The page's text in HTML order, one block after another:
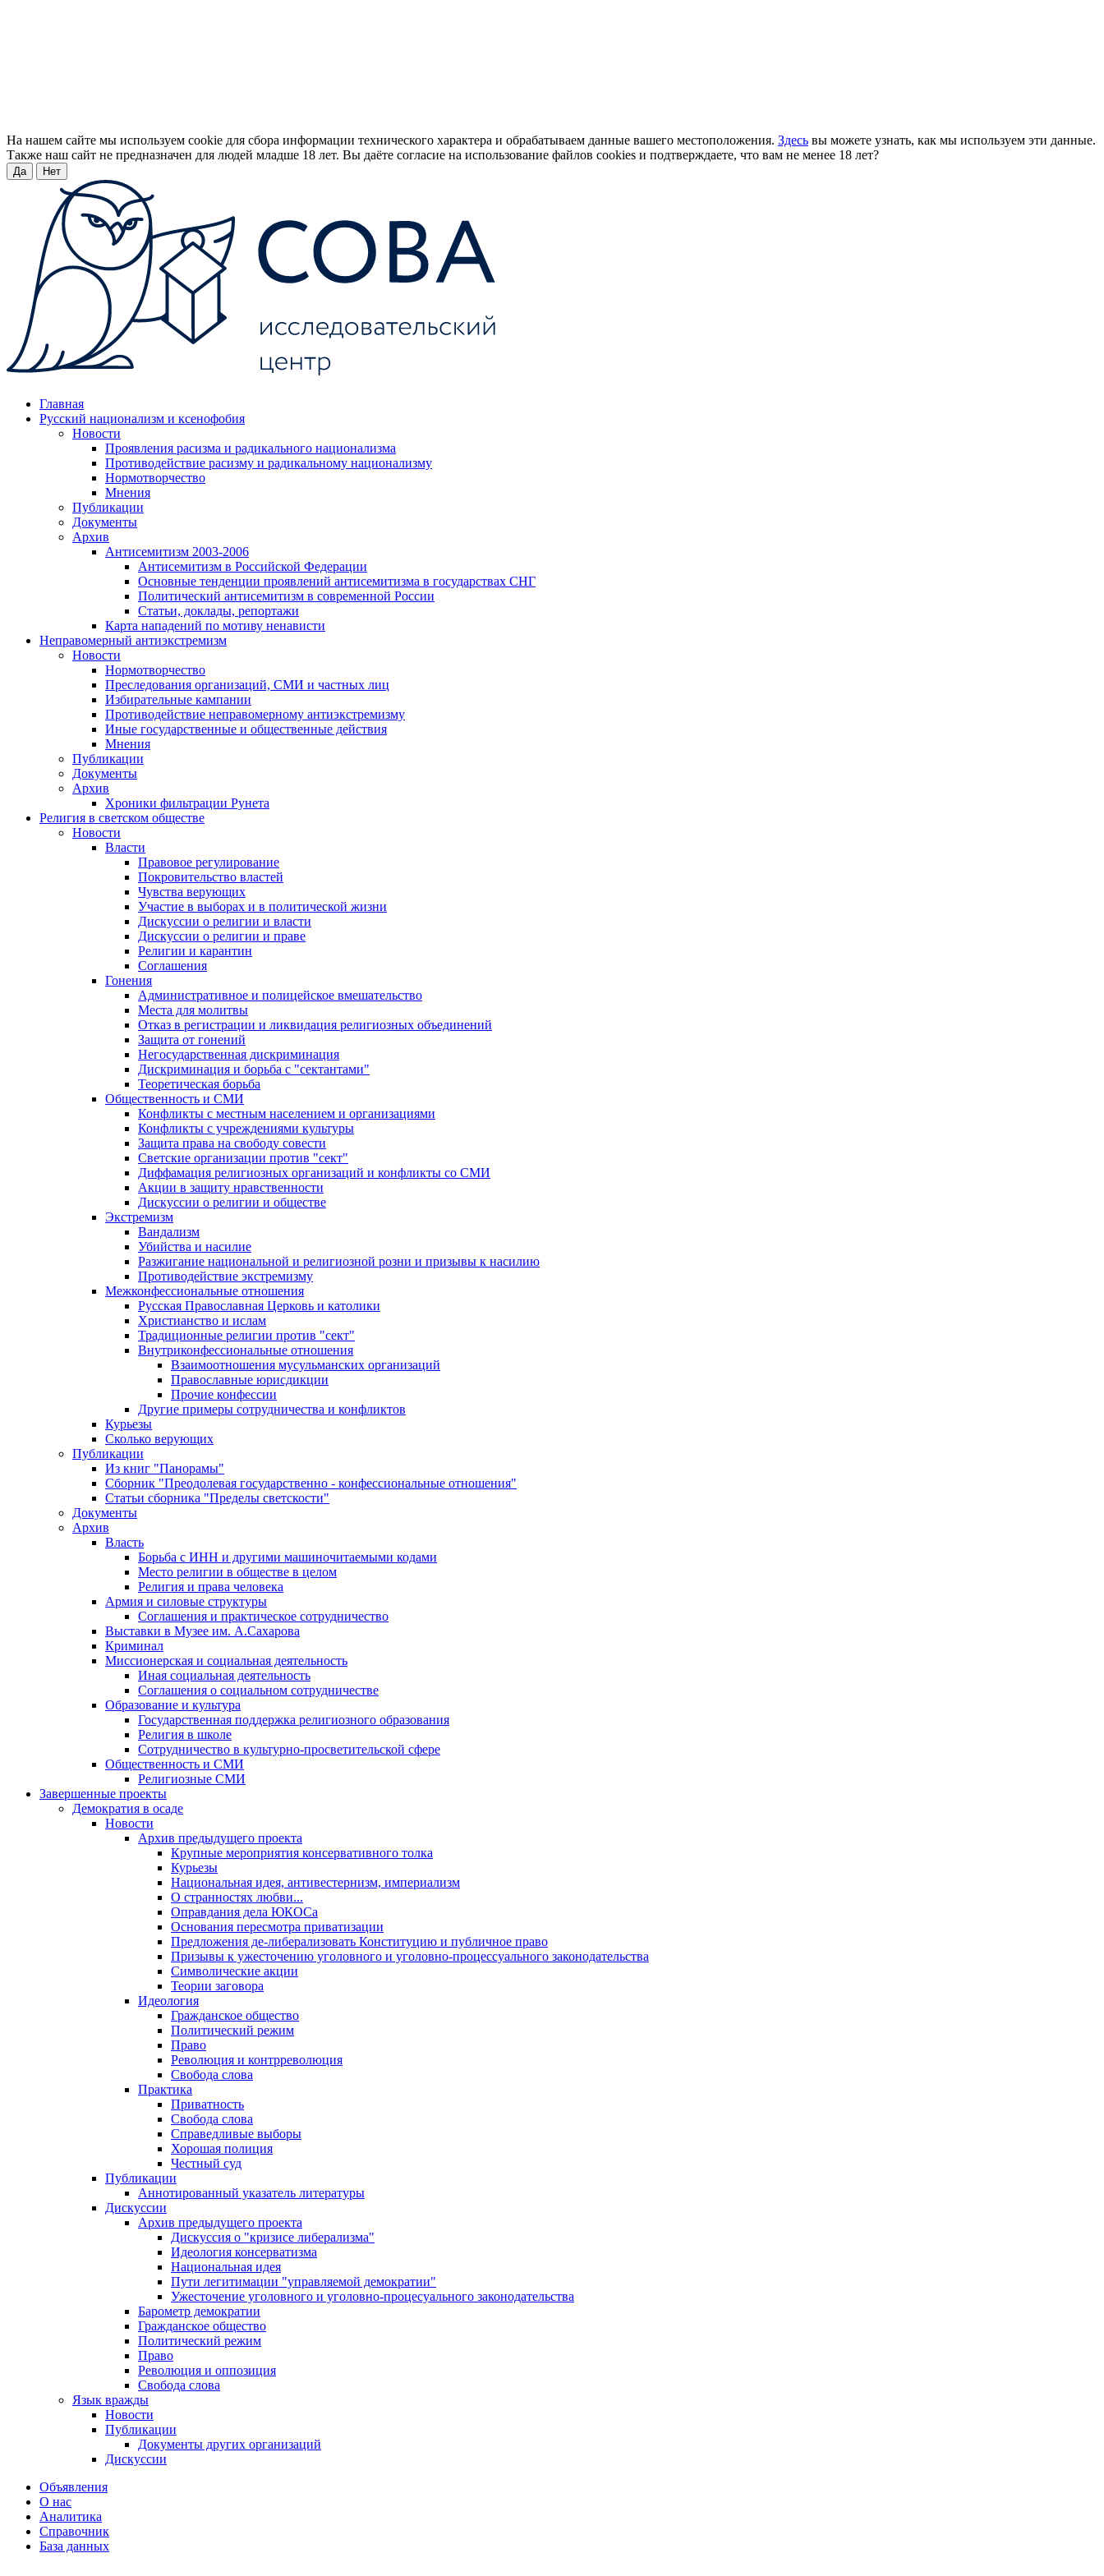
На нашем сайте мы используем cookie для сбора информации технического характера и обрабатываем данные вашего местоположения. Здесь вы можете узнать, как мы используем эти данные.
Также наш сайт не предназначен для людей младше 18 лет. Вы даёте согласие на использование файлов cookies и подтверждаете, что вам не менее 18 лет?
Да Нет
Главная
Русский национализм и ксенофобия
Новости
Проявления расизма и радикального национализма
Противодействие расизму и радикальному национализму
Нормотворчество
Мнения
Публикации
Документы
Архив
Антисемитизм 2003-2006
Антисемитизм в Российской Федерации
Основные тенденции проявлений антисемитизма в государствах СНГ
Политический антисемитизм в современной России
Статьи, доклады, репортажи
Карта нападений по мотиву ненависти
Неправомерный антиэкстремизм
Новости
Нормотворчество
Преследования организаций, СМИ и частных лиц
Избирательные кампании
Противодействие неправомерному антиэкстремизму
Иные государственные и общественные действия
Мнения
Публикации
Документы
Архив
Хроники фильтрации Рунета
Религия в светском обществе
Новости
Власти
Правовое регулирование
Покровительство властей
Чувства верующих
Участие в выборах и в политической жизни
Дискуссии о религии и власти
Дискуссии о религии и праве
Религии и карантин
Соглашения
Гонения
Административное и полицейское вмешательство
Места для молитвы
Отказ в регистрации и ликвидация религиозных объединений
Защита от гонений
Негосударственная дискриминация
Дискриминация и борьба с "сектантами"
Теоретическая борьба
Общественность и СМИ
Конфликты с местным населением и организациями
Конфликты с учреждениями культуры
Защита права на свободу совести
Светские организации против "сект"
Диффамация религиозных организаций и конфликты со СМИ
Акции в защиту нравственности
Дискуссии о религии и обществе
Экстремизм
Вандализм
Убийства и насилие
Разжигание национальной и религиозной розни и призывы к насилию
Противодействие экстремизму
Межконфессиональные отношения
Русская Православная Церковь и католики
Христианство и ислам
Традиционные религии против "сект"
Внутриконфессиональные отношения
Взаимоотношения мусульманских организаций
Православные юрисдикции
Прочие конфессии
Другие примеры сотрудничества и конфликтов
Курьезы
Сколько верующих
Публикации
Из книг "Панорамы"
Сборник "Преодолевая государственно - конфессиональные отношения"
Статьи сборника "Пределы светскости"
Документы
Архив
Власть
Борьба с ИНН и другими машиночитаемыми кодами
Место религии в обществе в целом
Религия и права человека
Армия и силовые структуры
Соглашения и практическое сотрудничество
Выставки в Музее им. А.Сахарова
Криминал
Миссионерская и социальная деятельность
Иная социальная деятельность
Соглашения о социальном сотрудничестве
Образование и культура
Государственная поддержка религиозного образования
Религия в школе
Сотрудничество в культурно-просветительской сфере
Общественность и СМИ
Религиозные СМИ
Завершенные проекты
Демократия в осаде
Новости
Архив предыдущего проекта
Крупные мероприятия консервативного толка
Курьезы
Национальная идея, антивестернизм, империализм
О странностях любви...
Оправдания дела ЮКОСа
Основания пересмотра приватизации
Предложения де-либерализовать Конституцию и публичное право
Призывы к ужесточению уголовного и уголовно-процессуального законодательства
Символические акции
Теории заговора
Идеология
Гражданское общество
Политический режим
Право
Революция и контрреволюция
Свобода слова
Практика
Приватность
Свобода слова
Справедливые выборы
Хорошая полиция
Честный суд
Публикации
Аннотированный указатель литературы
Дискуссии
Архив предыдущего проекта
Дискуссия о "кризисе либерализма"
Идеология консерватизма
Национальная идея
Пути легитимации "управляемой демократии"
Ужесточение уголовного и уголовно-процесуального законодательства
Барометр демократии
Гражданское общество
Политический режим
Право
Революция и оппозиция
Свобода слова
Язык вражды
Новости
Публикации
Документы других организаций
Дискуссии
Объявления
О нас
Аналитика
Справочник
База данных